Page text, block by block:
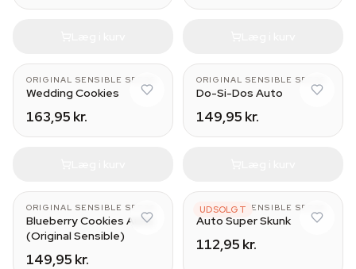
ORIGINAL SENSIBLE SEEDS
Wedding Cookies
163,95 kr.
ORIGINAL SENSIBLE SEEDS
Do-Si-Dos Auto
149,95 kr.
ORIGINAL SENSIBLE SEEDS
Blueberry Cookies Auto
(Original Sensible)
149,95 kr.
UDSOLGT
ORIGINAL SENSIBLE SEEDS
Auto Super Skunk
112,95 kr.